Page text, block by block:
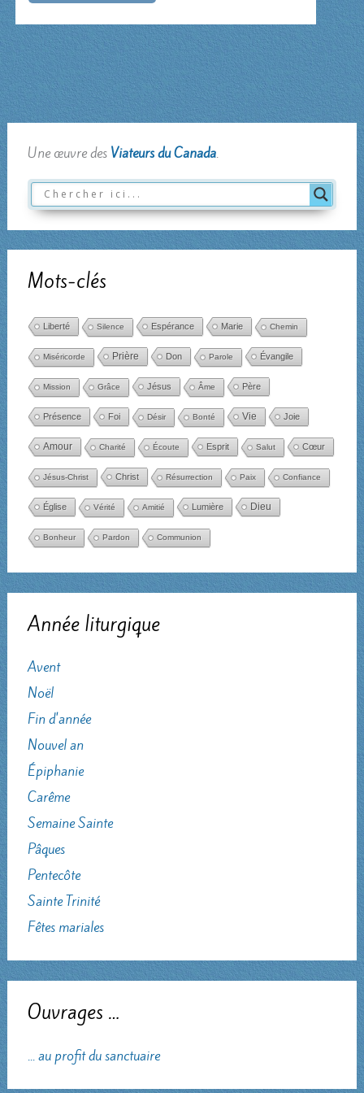
Père »
de
l’autre
côté
Une œuvre des Viateurs du Canada.
Mots-clés
Liberté Silence Espérance Marie Chemin
Miséricorde Prière Don Parole Évangile
Mission Grâce Jésus Âme Père
Présence Foi Désir Bonté Vie Joie
Amour Charité Écoute Esprit Salut Cœur
Jésus-Christ Christ Résurrection Paix Confiance
Église Vérité Amitié Lumière Dieu
Bonheur Pardon Communion
Année liturgique
Avent
Noël
Fin d'année
Nouvel an
Épiphanie
Carême
Semaine Sainte
Pâques
Pentecôte
Sainte Trinité
Fêtes mariales
Ouvrages …
... au profit du sanctuaire